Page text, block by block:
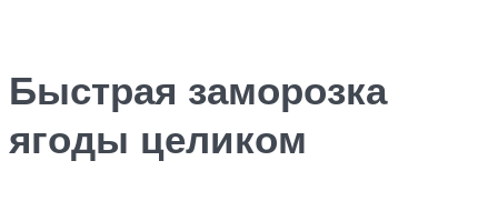
Быстрая заморозка
ягоды целиком